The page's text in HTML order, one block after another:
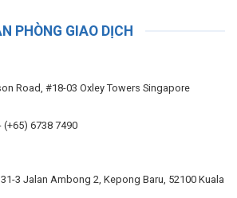
PHÒNG GIAO DỊCH
Road, #18-03 Oxley Towers Singapore
(+65) 6738 7490
3 Jalan Ambong 2, Kepong Baru, 52100 Kuala